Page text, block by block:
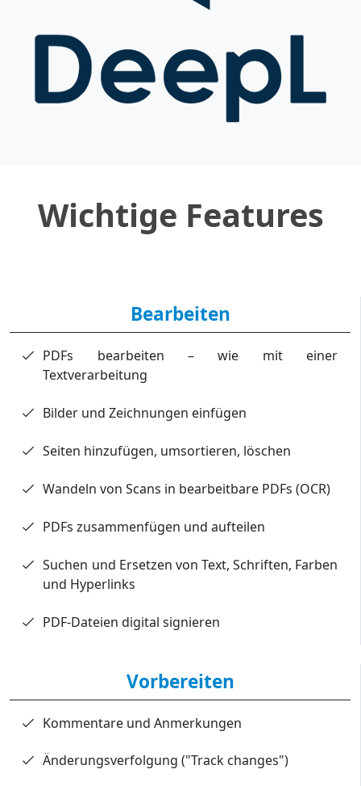
Wichtige Features
Bearbeiten
PDFs bearbeiten – wie mit einer
Textverarbeitung
Bilder und Zeichnungen einfügen
Seiten hinzufügen, umsortieren, löschen
Wandeln von Scans in bearbeitbare PDFs (OCR)
PDFs zusammenfügen und aufteilen
Suchen und Ersetzen von Text, Schriften, Farben
und Hyperlinks
PDF-Dateien digital signieren
Vorbereiten
Kommentare und Anmerkungen
Änderungsverfolgung ("Track changes")